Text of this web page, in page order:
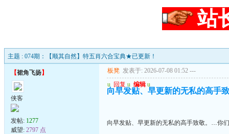
站
主题 : 074期：【顺其自然】特五肖六合宝典★已更新！
【裙角飞扬】
侠客
发帖: 1277
威望: 2797 点
板凳 发表于: 2026-07-08 01:52 ---
u 回复 u 编辑 u
向早发贴、早更新的无私的高手
向早发贴、早更新的无私的高手致敬。…你